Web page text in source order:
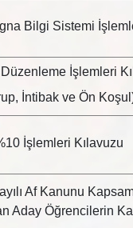
Bilgi Sistemi
İşlemleri
İntibak ve Ön
İşlemleri Kılavuzu
Af Kanunu
Aday Öğrencilerin